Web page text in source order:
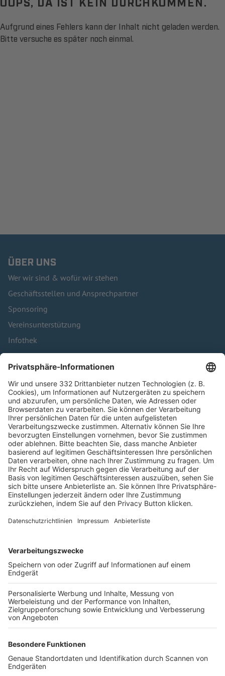
Aufgrund eines Fehlers kann der Inhalt nicht geladen werden.
Bitte versuche es später noch einmal.
ÜBER UNS
Wer wir sind & wofür wir stehen
Geschäftsstellen und Ansprechpartner
Sponsoring
Vereinsunterstützung
Infothek
Kontakt
HÄUFIG BESUCHTE SEITEN
Pässe und Vereinswechsel
Trainerausbildung
Schulungsangebot Vereinsmitarbeiter
BFV-Geschäftsstellen
Trainerbörse
Login SpielPlus
FOLGE DEM BFV
TOP-VEREINE
TOP-PARTNER